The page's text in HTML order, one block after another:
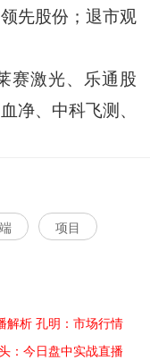
先股份；退市观
激光、乐通股
净、中科飞测、
项目
解析 孔明：市场行情
：今日盘中实战直播